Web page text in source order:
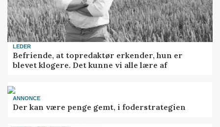
LEDER
Befriende, at topredaktør erkender, hun er
blevet klogere. Det kunne vi alle lære af
ANNONCE
Der kan være penge gemt, i foderstrategien